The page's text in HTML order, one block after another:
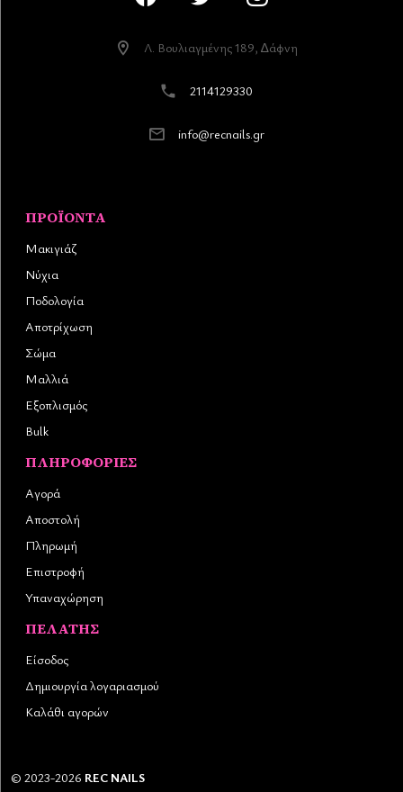
Λ. Βουλιαγµένης 189, ∆άφνη
2114129330
info@recnails.gr
ΠΡΟΪΌΝΤΑ
Μακιγιάζ
Νύχια
Ποδολογία
Αποτρίχωση
Σώμα
Μαλλιά
Εξοπλισμός
Bulk
ΠΛΗΡΟΦΟΡΊΕΣ
Αγορά
Αποστολή
Πληρωμή
Επιστροφή
Υπαναχώρηση
ΠΕΛΆΤΗΣ
Είσοδος
Δημιουργία λογαριασμού
Καλάθι αγορών
© 2023-2026 REC NAILS